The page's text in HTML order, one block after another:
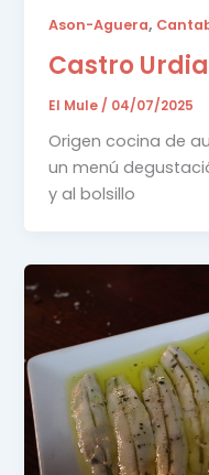
Ason-Aguera,
Castro
El Mule / 04/07/2025
Origen cocina de
un menú
y al bolsillo